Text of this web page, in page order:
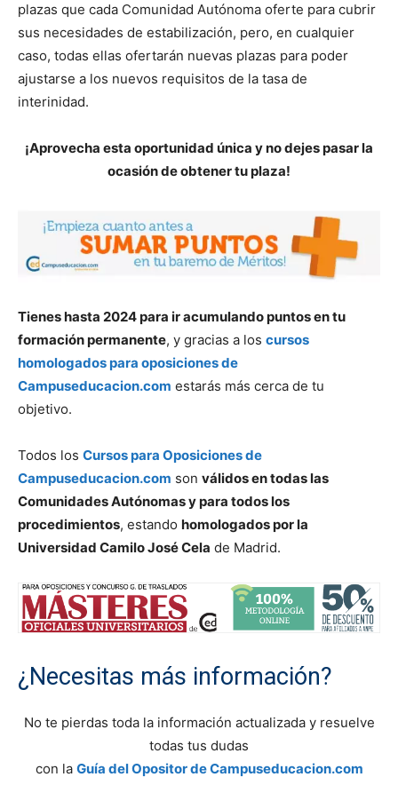
plazas que cada Comunidad Autónoma oferte para cubrir
sus necesidades de estabilización, pero, en cualquier
caso, todas ellas ofertarán nuevas plazas para poder
ajustarse a los nuevos requisitos de la tasa de
interinidad.
¡Aprovecha esta oportunidad única y no dejes pasar la
ocasión de obtener tu plaza!
Tienes hasta 2024 para ir acumulando puntos en tu
formación permanente, y gracias a los cursos
homologados para oposiciones de
Campuseducacion.com estarás más cerca de tu
objetivo.
Todos los Cursos para Oposiciones de
Campuseducacion.com son válidos en todas las
Comunidades Autónomas y para todos los
procedimientos, estando homologados por la
Universidad Camilo José Cela de Madrid.
¿Necesitas más información?
No te pierdas toda la información actualizada y resuelve
todas tus dudas
con la Guía del Opositor de Campuseducacion.com